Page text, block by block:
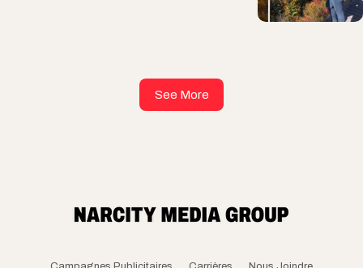
See More